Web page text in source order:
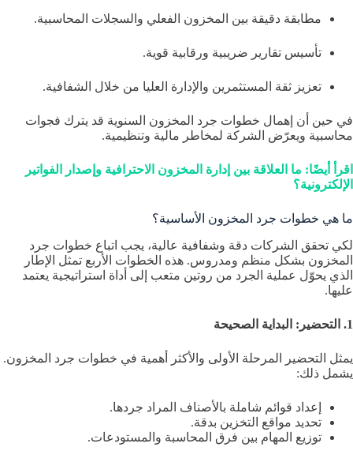
مطابقة دقيقة بين المخزون الفعلي والسجلات المحاسبية.
تأسيس تقارير ضريبية ورقابية قوية.
تعزيز ثقة المستثمرين والإدارة العليا من خلال الشفافية.
في حين أن إهمال خطوات جرد المخزون السنوية قد يترك فجوات
محاسبية ويعرّض الشركة لمخاطر مالية وتنظيمية.
اقرأ أيضًا: ما العلاقة بين إدارة المخزون الاحترافية وإصدار الفواتير
الإلكترونية؟
ما هي خطوات جرد المخزون الأساسية؟
لكي تحقق الشركات دقة وشفافية عالية، يجب اتباع خطوات جرد
المخزون بشكل منظم ومدروس. هذه الخطوات الأربع تمثل الإطار
الذي يحوّل عملية الجرد من روتين متعب إلى أداة استراتيجية يعتمد
عليها.
1. التحضير: البداية الصحيحة
يمثل التحضير المرحلة الأولى والأكثر أهمية في خطوات جرد المخزون.
يشمل ذلك:
إعداد قوائم شاملة بالأصناف المراد جردها.
تحديد مواقع التخزين بدقة.
توزيع المهام بين فرق المحاسبة والمستودعات.